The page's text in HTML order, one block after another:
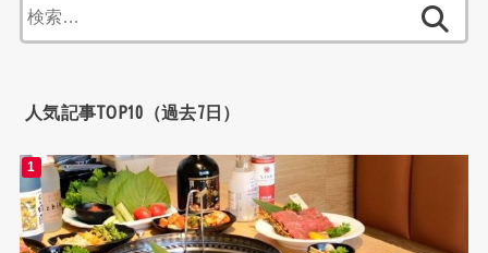
索:
人気記事TOP10（過去7日）